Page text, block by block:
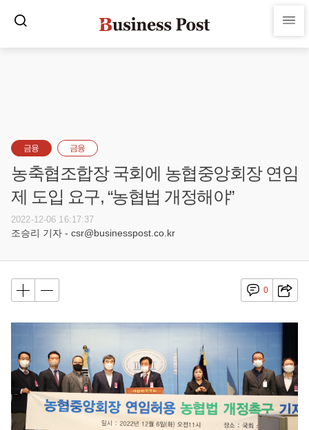
금융 금융
농축협조합장 국회에 농협중앙회장 연임
제 도입 요구, “농협법 개정해야”
2022-12-06 16:17:37
조승리 기자 - csr@businesspost.co.kr
0